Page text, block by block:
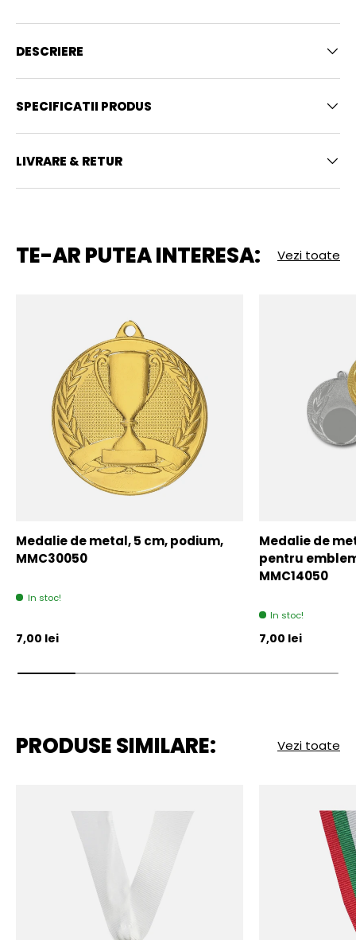
DESCRIERE
SPECIFICATII PRODUS
LIVRARE & RETUR
TE-AR PUTEA INTERESA: Vezi toate
Medalie de metal, 5 cm, podium,
MMC30050
In stoc!
Pret initial
7,00 lei
Medalie de
pentru
MMC14050
In stoc!
Pret initial
7,00 lei
PRODUSE SIMILARE: Vezi toate